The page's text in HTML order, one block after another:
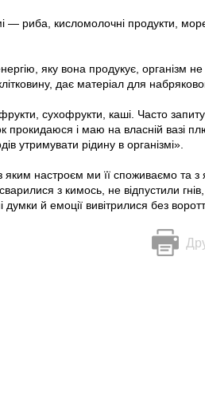
— риба, кисломолочні продукти,
яку вона продукує, організм не
дає матеріал для
сухофрукти, каші. Часто
прокидаюся і маю на власній вазі
утримувати рідину в організмі».
яким настроєм ми її споживаємо та
з кимось, не відпустили
й емоції вивітрилися без